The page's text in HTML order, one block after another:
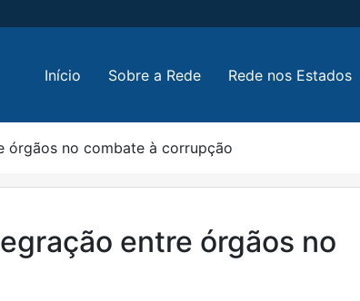
Início Sobre a Rede Rede nos Estados
órgãos no combate à corrupção
entre órgãos no